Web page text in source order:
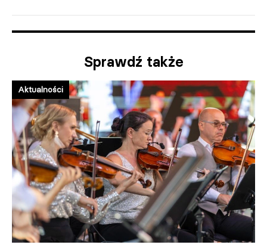
Sprawdź także
Aktualności